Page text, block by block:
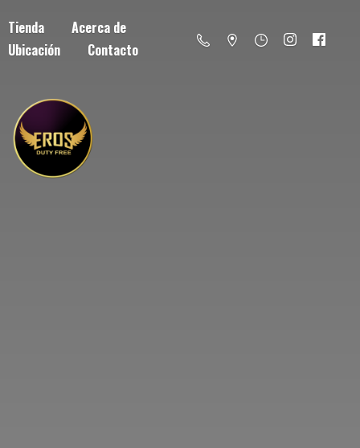
Tienda
Acerca de
Ubicación
Contacto